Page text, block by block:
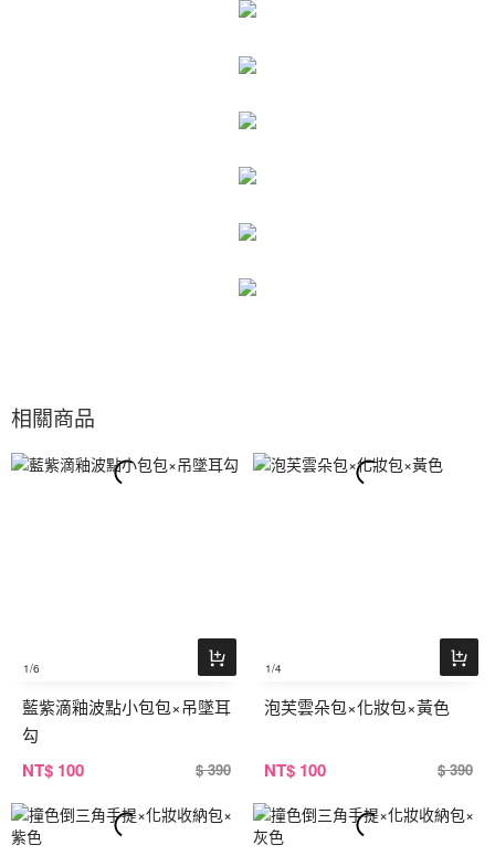
相關商品
1/6
藍紫滴釉波點小包包×吊墜耳
勾
NT$ 100 $ 390
1/4
泡芙雲朵包×化妝包×黃色
NT$ 100 $ 390